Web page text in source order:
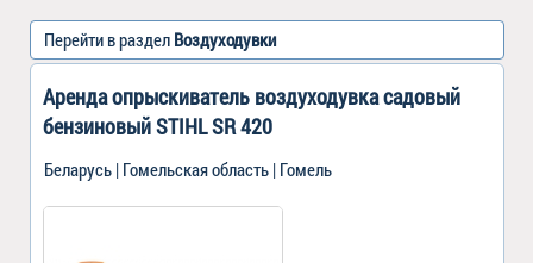
Перейти в раздел Воздуходувки
Аренда опрыскиватель воздуходувка садовый
бензиновый STIHL SR 420
Беларусь | Гомельская область | Гомель